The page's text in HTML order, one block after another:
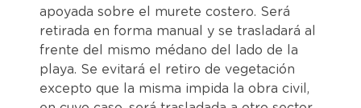
apoyada sobre el murete costero. Será
retirada en forma manual y se trasladará al
frente del mismo médano del lado de la
playa. Se evitará el retiro de vegetación
excepto que la misma impida la obra civil,